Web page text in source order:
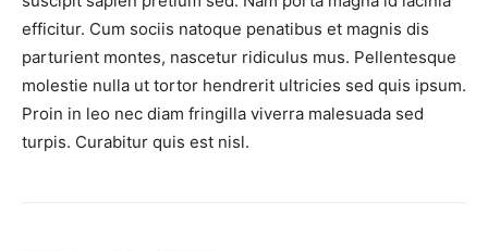
efficitur. Cum sociis natoque penatibus et magnis dis
parturient montes, nascetur ridiculus mus. Pellentesque
molestie nulla ut tortor hendrerit ultricies sed quis ipsum.
Proin in leo nec diam fringilla viverra malesuada sed
turpis. Curabitur quis est nisl.